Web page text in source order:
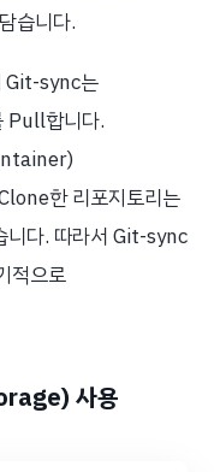
습니다.
sync는
Pull합니다.
한 리포지토리는
다. 따라서 Git-sync
적으로
사용